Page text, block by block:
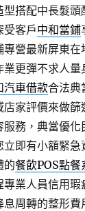
型搭配中長髮
受客戶中和當鋪
專營最新屏東在
業更彈不求人
汽車借款合法典
店家評價來做篩
服務，典當優
立即有小額緊
的餐飲POS點餐
專業人員信用瑕
息周轉的整形